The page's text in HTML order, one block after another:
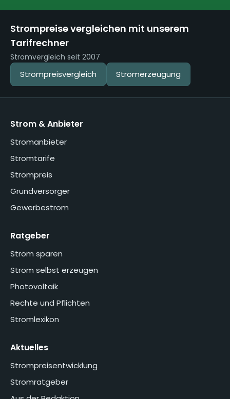
Strompreise vergleichen mit unserem
Tarifrechner
Stromvergleich seit 2007
Strompreisvergleich Stromerzeugung
Strom & Anbieter
Stromanbieter
Stromtarife
Strompreis
Grundversorger
Gewerbestrom
Ratgeber
Strom sparen
Strom selbst erzeugen
Photovoltaik
Rechte und Pflichten
Stromlexikon
Aktuelles
Strompreisentwicklung
Stromratgeber